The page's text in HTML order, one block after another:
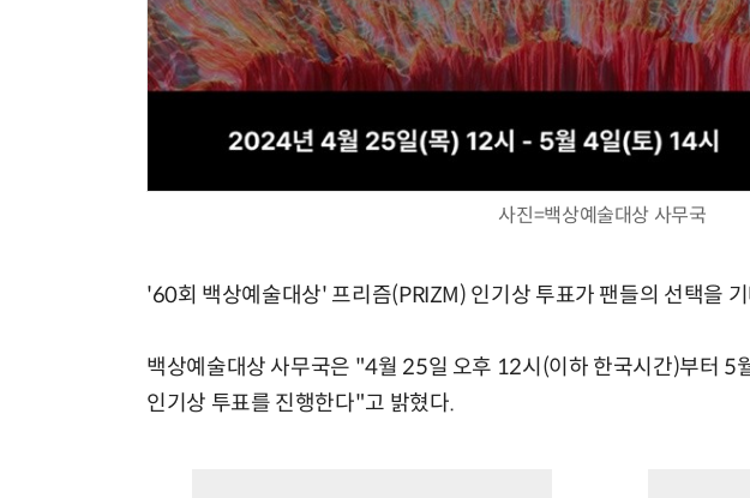
사진=백상예술대상 사무국
'60회 백상예술대상' 프리즘(PRIZM) 인기상 투표가 팬들의 선택을
백상예술대상 사무국은 "4월 25일 오후 12시(이하 한국시간)부터 5
인기상 투표를 진행한다"고 밝혔다.